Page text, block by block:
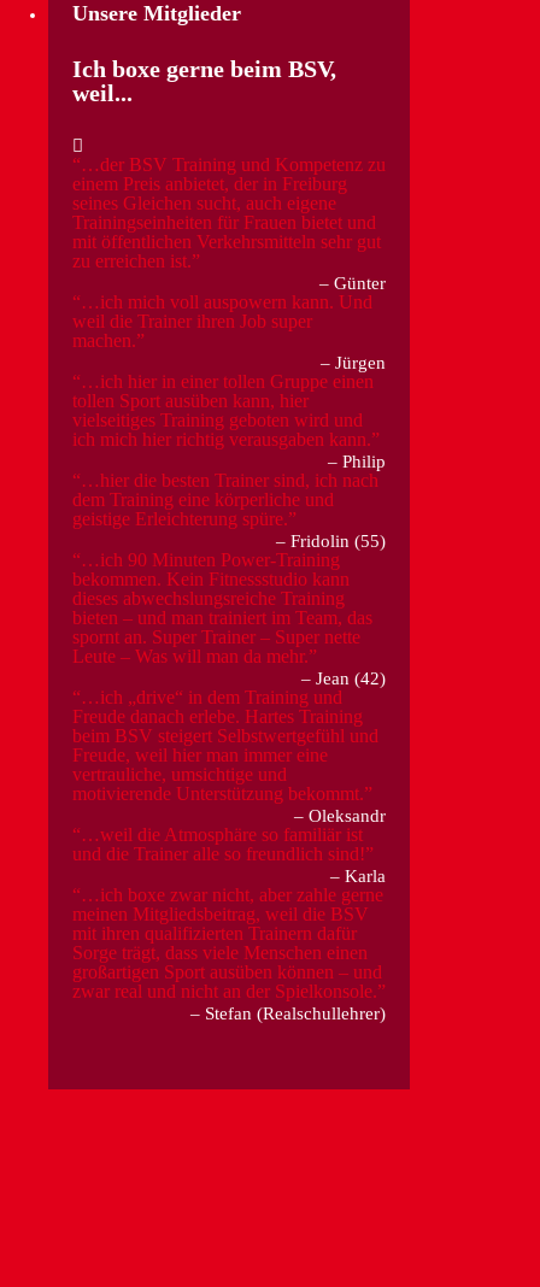
Unsere Mitglieder
Ich boxe gerne beim BSV,
weil...
…der BSV Training und Kompetenz zu
einem Preis anbietet, der in Freiburg
seines Gleichen sucht, auch eigene
Trainingseinheiten für Frauen bietet und
mit öffentlichen Verkehrsmitteln sehr gut
zu erreichen ist.
Günter
…ich mich voll auspowern kann. Und
weil die Trainer ihren Job super
machen.
Jürgen
…ich hier in einer tollen Gruppe einen
tollen Sport ausüben kann, hier
vielseitiges Training geboten wird und
ich mich hier richtig verausgaben kann.
Philip
…hier die besten Trainer sind, ich nach
dem Training eine körperliche und
geistige Erleichterung spüre.
Fridolin (55)
…ich 90 Minuten Power-Training
bekommen. Kein Fitnessstudio kann
dieses abwechslungsreiche Training
bieten – und man trainiert im Team, das
spornt an. Super Trainer – Super nette
Leute – Was will man da mehr.
Jean (42)
…ich „drive“ in dem Training und
Freude danach erlebe. Hartes Training
beim BSV steigert Selbstwertgefühl und
Freude, weil hier man immer eine
vertrauliche, umsichtige und
motivierende Unterstützung bekommt.
Oleksandr
…weil die Atmosphäre so familiär ist
und die Trainer alle so freundlich sind!
Karla
…ich boxe zwar nicht, aber zahle gerne
meinen Mitgliedsbeitrag, weil die BSV
mit ihren qualifizierten Trainern dafür
Sorge trägt, dass viele Menschen einen
großartigen Sport ausüben können – und
zwar real und nicht an der Spielkonsole.
Stefan (Realschullehrer)